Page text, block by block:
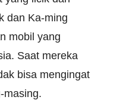
dan Ka-ming
mobil yang
Saat mereka
bisa mengingat
masing.